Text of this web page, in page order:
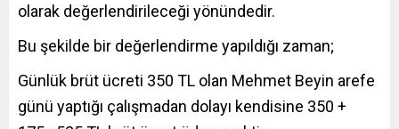
olarak değerlendirileceği yönündedir.
Bu şekilde bir değerlendirme yapıldığı zaman;
Günlük brüt ücreti 350 TL olan Mehmet Beyin arefe
günü yaptığı çalışmadan dolayı kendisine 350 +